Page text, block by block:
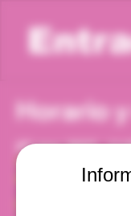
Horario
27 mar 2027,
Viña del Mar,
del Mar,